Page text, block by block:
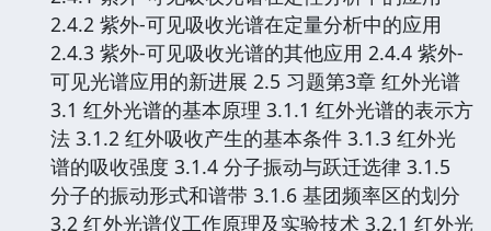
2.4.2 紫外-可见吸收光谱在定量分析中的应用
2.4.3 紫外-可见吸收光谱的其他应用 2.4.4 紫外-
可见光谱应用的新进展 2.5 习题第3章 红外光谱
3.1 红外光谱的基本原理 3.1.1 红外光谱的表示方
法 3.1.2 红外吸收产生的基本条件 3.1.3 红外光
谱的吸收强度 3.1.4 分子振动与跃迁选律 3.1.5
分子的振动形式和谱带 3.1.6 基团频率区的划分
3.2 红外光谱仪工作原理及实验技术 3.2.1 红外光